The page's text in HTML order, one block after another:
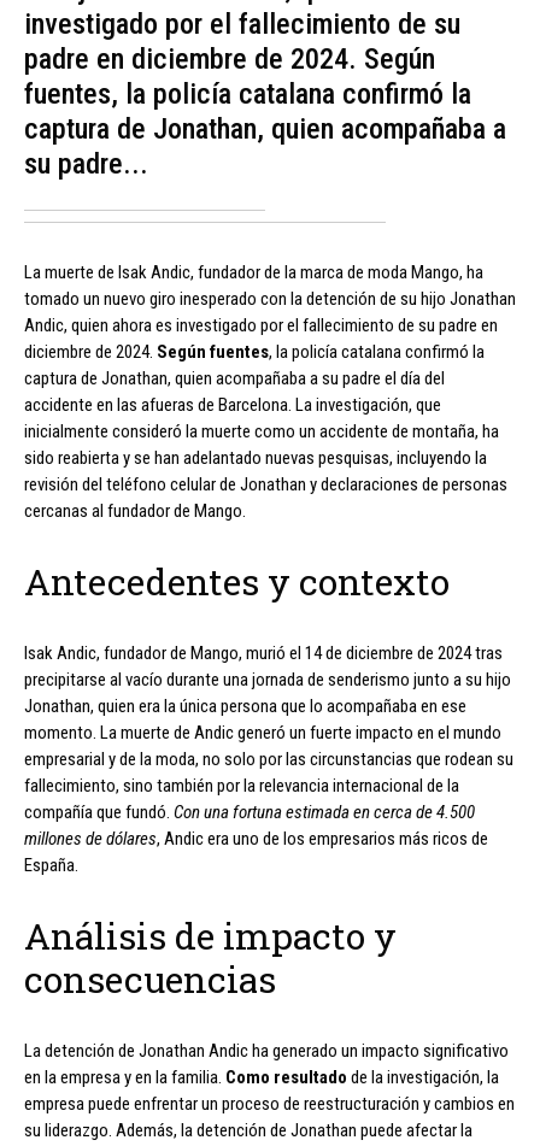
investigado por el fallecimiento de su
padre en diciembre de 2024. Según
fuentes, la policía catalana confirmó la
captura de Jonathan, quien acompañaba a
su padre...
La muerte de Isak Andic, fundador de la marca de moda Mango, ha
tomado un nuevo giro inesperado con la detención de su hijo Jonathan
Andic, quien ahora es investigado por el fallecimiento de su padre en
diciembre de 2024. Según fuentes, la policía catalana confirmó la
captura de Jonathan, quien acompañaba a su padre el día del
accidente en las afueras de Barcelona. La investigación, que
inicialmente consideró la muerte como un accidente de montaña, ha
sido reabierta y se han adelantado nuevas pesquisas, incluyendo la
revisión del teléfono celular de Jonathan y declaraciones de personas
cercanas al fundador de Mango.
Antecedentes y contexto
Isak Andic, fundador de Mango, murió el 14 de diciembre de 2024 tras
precipitarse al vacío durante una jornada de senderismo junto a su hijo
Jonathan, quien era la única persona que lo acompañaba en ese
momento. La muerte de Andic generó un fuerte impacto en el mundo
empresarial y de la moda, no solo por las circunstancias que rodean su
fallecimiento, sino también por la relevancia internacional de la
compañía que fundó. Con una fortuna estimada en cerca de 4.500
millones de dólares, Andic era uno de los empresarios más ricos de
España.
Análisis de impacto y
consecuencias
La detención de Jonathan Andic ha generado un impacto significativo
en la empresa y en la familia. Como resultado de la investigación, la
empresa puede enfrentar un proceso de reestructuración y cambios en
su liderazgo. Además, la detención de Jonathan puede afectar la